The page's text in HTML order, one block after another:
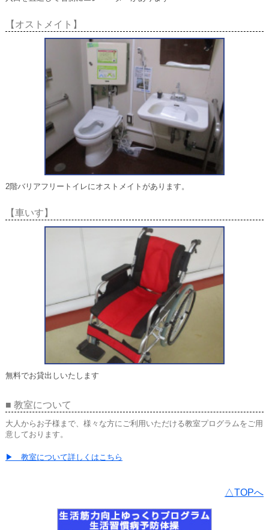
【オストメイト】
2階バリアフリートイレにオストメイトがあります。
【車いす】
無料でお貸出しいたします
■ 教室について
大人からお子様まで、様々な方にご利用いただける教室プログラムをご用
意しております。
▶ 教室について詳しくはこちら
△TOPへ